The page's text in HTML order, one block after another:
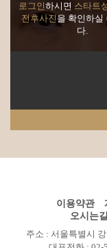
로그인하시면 스타트
전후사진을 확인하실
다.
이용약관
오시는길
주소 : 서울특별시